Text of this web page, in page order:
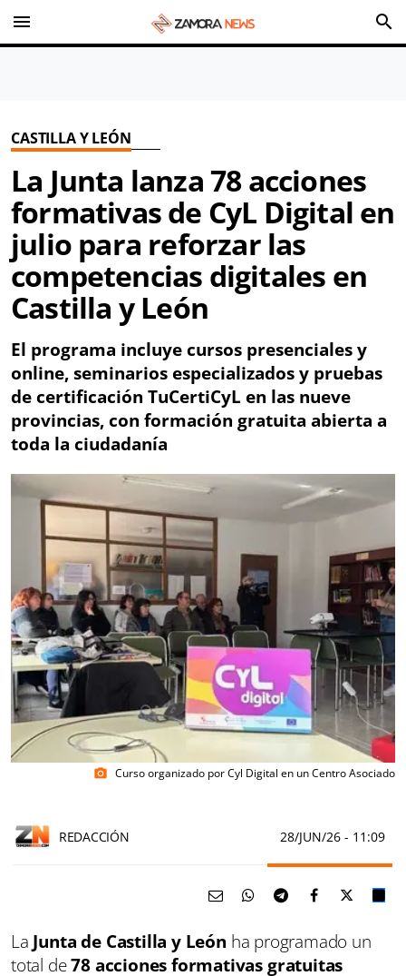
menu search
CASTILLA Y LEÓN
La Junta lanza 78 acciones
formativas de CyL Digital en
julio para reforzar las
competencias digitales en
Castilla y León
El programa incluye cursos presenciales y
online, seminarios especializados y pruebas
de certificación TuCertiCyL en las nueve
provincias, con formación gratuita abierta a
toda la ciudadanía
photo_camera Curso organizado por Cyl Digital en un Centro Asociado
REDACCIÓN 28/JUN/26 - 11:09
La Junta de Castilla y León ha programado un
total de78 acciones formativas gratuitas